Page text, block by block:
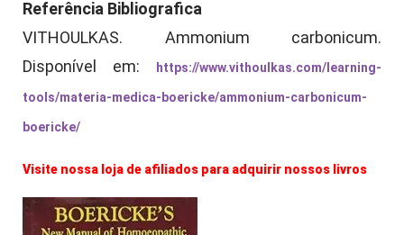
Referência Bibliografica
VITHOULKAS. Ammonium carbonicum.
Disponível em:
https://www.vithoulkas.com/learning-
tools/materia-medica-boericke/ammonium-carbonicum-
boericke/
Visite nossa loja de afiliados para adquirir nossos livros